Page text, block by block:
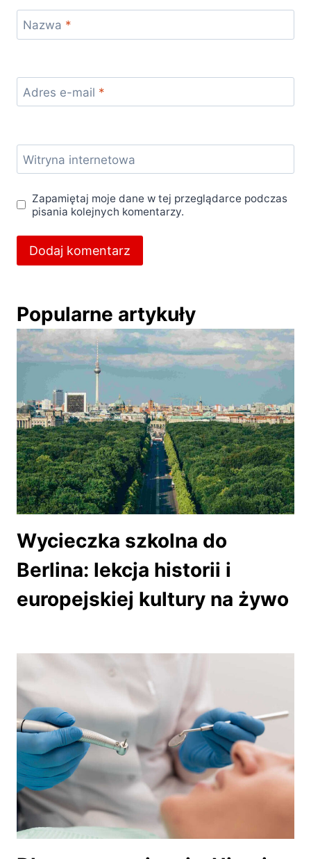
Nazwa *
Adres e-mail *
Witryna internetowa
Zapamiętaj moje dane w tej przeglądarce podczas
pisania kolejnych komentarzy.
Popularne artykuły
Wycieczka szkolna do
Berlina: lekcja historii i
europejskiej kultury na żywo